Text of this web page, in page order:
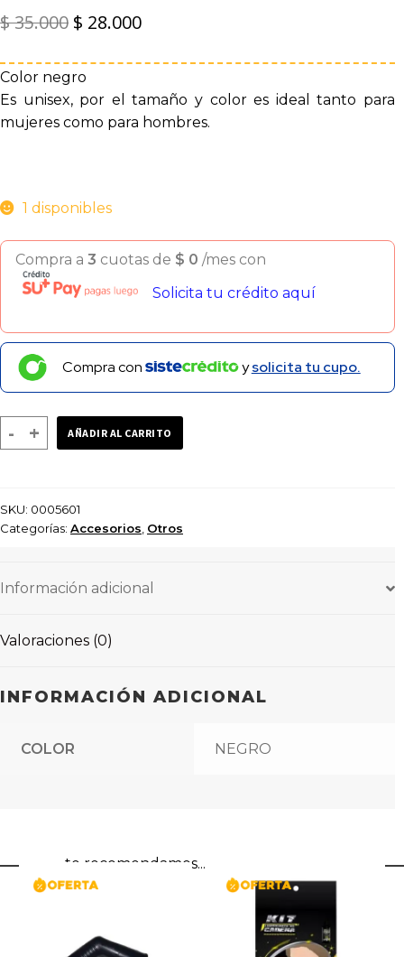
$35.000 El
original
era:
$ 35.000.
$ 28.000El
es:
Color negro
Es unisex, por el tamaño y color es ideal tanto para
mujeres como para hombres.
1 disponibles
Compra a 3 cuotas de $ 0 /mes con
Solicita tu crédito aquí
Compra con ysolicita tu cupo.
-
TUBULAR
EXTRA
cantidad
+ AÑADIR AL CARRITO
SKU: 0005601
Categorías: Accesorios Otros
Información adicional
Valoraciones (0)
INFORMACIÓN ADICIONAL
COLOR NEGRO
te recomendamos...